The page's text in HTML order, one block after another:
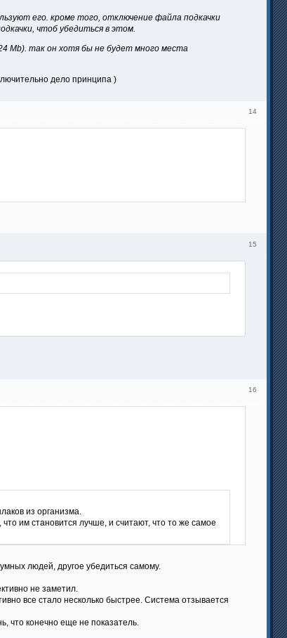
его. кроме того, отключение файла подкачки
чтоб убедиться в этом.
Mb). так он хотя бы не будет много места
дело принципа )
14
15
16
из организма.
им становится лучше, и считают, что то же самое
людей, другое убедиться самому.
не заметил.
все стало несколько быстрее. Система отзывается
что конечно еще не показатель.